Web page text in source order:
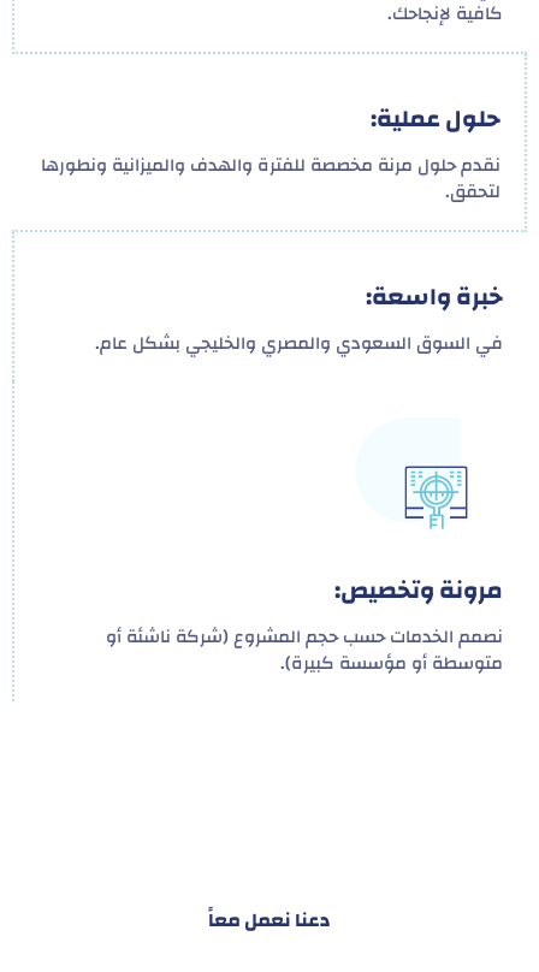
كافية لإنجاحك.
حلول عملية:
نقدم حلول مرنة مخصصة للفترة والهدف والميزانية ونطورها
لتحقق.
خبرة واسعة:
في السوق السعودي والمصري والخليجي بشكل عام.
مرونة وتخصيص:
نصمم الخدمات حسب حجم المشروع (شركة ناشئة أو
متوسطة أو مؤسسة كبيرة).
دعنا نعمل معاً